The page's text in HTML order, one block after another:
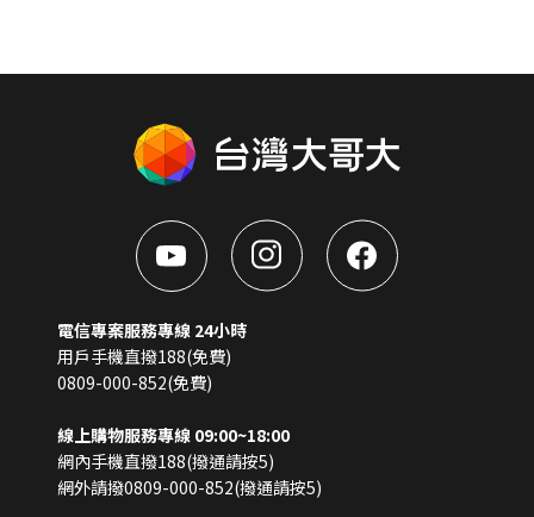
電信專案服務專線 24小時
用戶手機直撥188(免費)
0809-000-852(免費)
線上購物服務專線 09:00~18:00
網內手機直撥188(撥通請按5)
網外請撥0809-000-852(撥通請按5)